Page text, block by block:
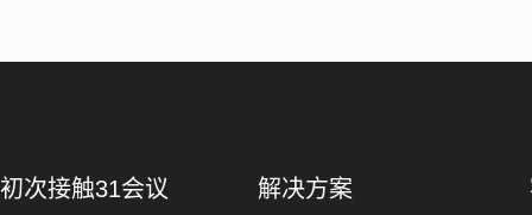
初次接触31会议 解决方案